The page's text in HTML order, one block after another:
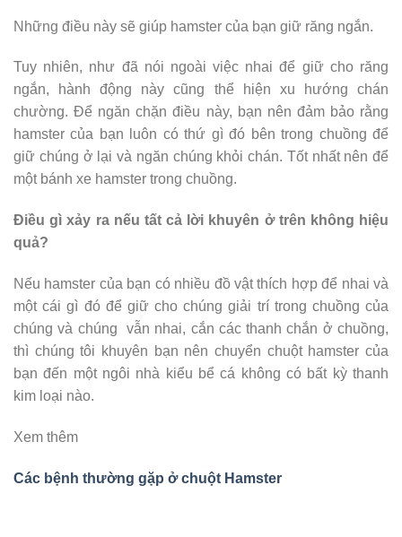
Những điều này sẽ giúp hamster của bạn giữ răng ngắn.
Tuy nhiên, như đã nói ngoài việc nhai để giữ cho răng
ngắn, hành động này cũng thể hiện xu hướng chán
chường. Để ngăn chặn điều này, bạn nên đảm bảo rằng
hamster của bạn luôn có thứ gì đó bên trong chuồng để
giữ chúng ở lại và ngăn chúng khỏi chán. Tốt nhất nên để
một bánh xe hamster trong chuồng.
Điều gì xảy ra nếu tất cả lời khuyên ở trên không hiệu
quả?
Nếu hamster của bạn có nhiều đồ vật thích hợp để nhai và
một cái gì đó để giữ cho chúng giải trí trong chuồng của
chúng và chúng vẫn nhai, cắn các thanh chắn ở chuồng,
thì chúng tôi khuyên bạn nên chuyển chuột hamster của
bạn đến một ngôi nhà kiểu bể cá không có bất kỳ thanh
kim loại nào.
Xem thêm
Các bệnh thường gặp ở chuột Hamster